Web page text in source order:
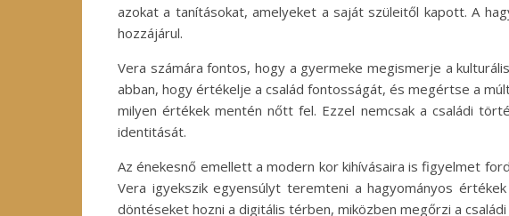
azokat a tanításokat, amelyeket a saját szüleitől kapott. A
hozzájárul.
Vera számára fontos, hogy a gyermeke megismerje a
abban, hogy értékelje a család fontosságát, és megértse a
milyen értékek mentén nőtt fel. Ezzel nemcsak a családi
identitását.
Az énekesnő emellett a modern kor kihívásaira is figyelmet
Vera igyekszik egyensúlyt teremteni a hagyományos
döntéseket hozni a digitális térben, miközben megőrzi a